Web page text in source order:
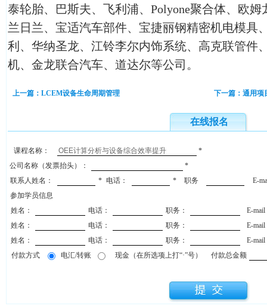
泰轮胎、巴斯夫、飞利浦、Polyone聚合体、欧
兰日兰、宝适汽车部件、宝捷丽钢精密机电模具
利、华纳圣龙、江铃李尔内饰系统、高克联管件
机、金龙联合汽车、道达尔等公司。
上一篇：LCEM设备生命周期管理 下一篇：通用项
在线报名
课程名称：
*
公司名称（发票抬头）：
*
联系人姓名：
* 电话： * 职务
E-
参加学员信息
姓名：
电话： 职务：
E-mail
姓名：
电话： 职务：
E-mail
姓名：
电话： 职务：
E-mail
付款方式
电汇/转账 现金（在所选项上打“·”号） 付款总金额